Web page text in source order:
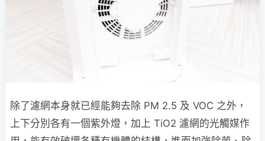
除了濾網本身就已經能夠去除 PM 2.5 及 VOC 之外，
上下分別各有一個紫外燈，加上 TiO2 濾網的光觸媒作